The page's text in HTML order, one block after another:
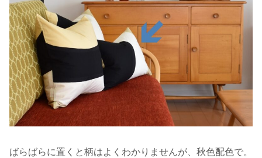
ばらばらに置くと柄はよくわかりませんが、秋色配色で。